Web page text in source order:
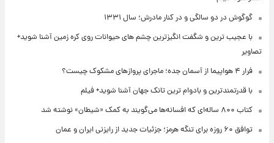
گوگوش در دو سالگی و در کنار مادرش؛ سال ۱۳۳۱
با عجیب ترین و شگفت انگیزترین چشم های حیوانات روی کره زمین آشنا شوید+
تصاویر
فرار ۴ هواپیما از آسمان جده؛ ماجرای پروازهای مشکوک چیست؟
با قدرتمندترین و بادوام ترین تانک جهان آشنا شوید+ فیلم
کتاب ۸۰۰ ساله‌ای که افسانه‌ها می‌گویند به کمک «شیطان» نوشته شد
توافق ۶۰ روزه برای تنگه هرمز؛ جزئیات جدید از رایزنی ایران و عمان